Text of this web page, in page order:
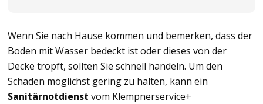
Wenn Sie nach Hause kommen und bemerken, dass der
Boden mit Wasser bedeckt ist oder dieses von der
Decke tropft, sollten Sie schnell handeln. Um den
Schaden möglichst gering zu halten, kann ein
Sanitärnotdienst vom Klempnerservice+